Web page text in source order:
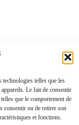
telles que les
Le fait de consentir
que le comportement de
consentir ou de retirer son
et fonctions.
90